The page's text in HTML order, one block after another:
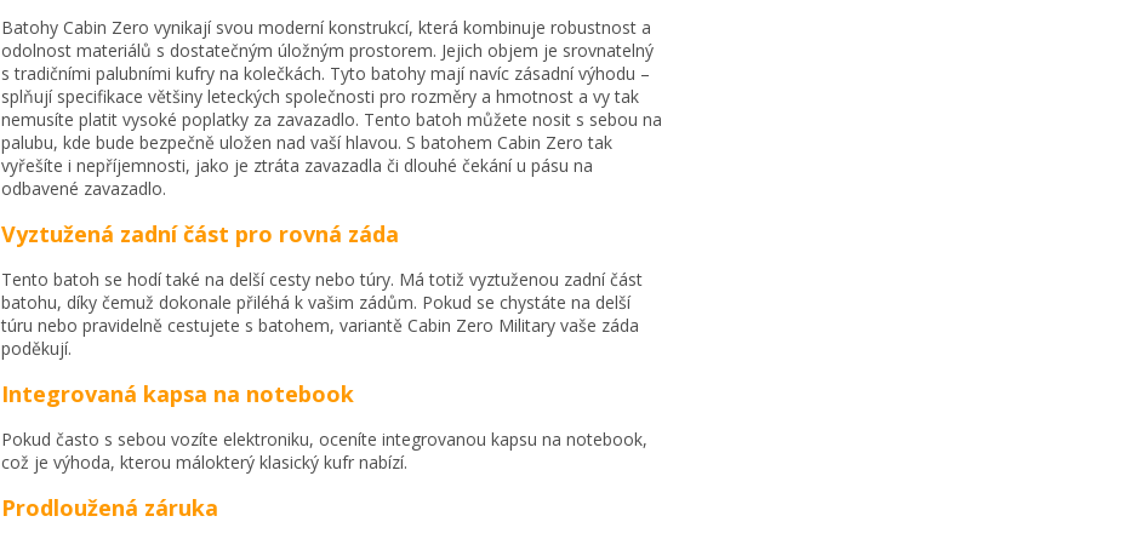
Batohy Cabin Zero vynikají svou moderní konstrukcí, která kombinuje robustnost a
odolnost materiálů s dostatečným úložným prostorem. Jejich objem je srovnatelný
s tradičními palubními kufry na kolečkách. Tyto batohy mají navíc zásadní výhodu –
splňují specifikace většiny leteckých společnosti pro rozměry a hmotnost a vy tak
nemusíte platit vysoké poplatky za zavazadlo. Tento batoh můžete nosit s sebou na
palubu, kde bude bezpečně uložen nad vaší hlavou. S batohem Cabin Zero tak
vyřešíte i nepříjemnosti, jako je ztráta zavazadla či dlouhé čekání u pásu na
odbavené zavazadlo.
Vyztužená zadní část pro rovná záda
Tento batoh se hodí také na delší cesty nebo túry. Má totiž vyztuženou zadní část
batohu, díky čemuž dokonale přiléhá k vašim zádům. Pokud se chystáte na delší
túru nebo pravidelně cestujete s batohem, variantě Cabin Zero Military vaše záda
poděkují.
Integrovaná kapsa na notebook
Pokud často s sebou vozíte elektroniku, oceníte integrovanou kapsu na notebook,
což je výhoda, kterou málokterý klasický kufr nabízí.
Prodloužená záruka